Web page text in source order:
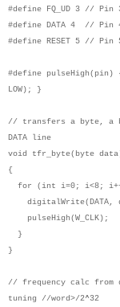
#define FQ_UD 3 //
#define DATA 4 // Pin
#define RESET 5 //
#define
LOW); }
// transfers a byte, a
DATA line
void tfr_byte(byte
{
for (int i=0; i<8; i++,
digitalWrite(DATA,
pulseHigh(W_CLK);
}
}
// frequency calc from
tuning //word>/2^32